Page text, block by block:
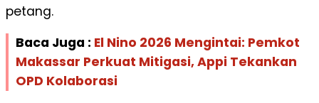
petang.
Baca Juga : El Nino 2026 Mengintai: Pemkot
Makassar Perkuat Mitigasi, Appi Tekankan
OPD Kolaborasi